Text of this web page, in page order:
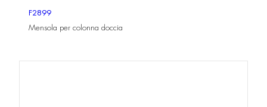
F2899
Mensola per colonna doccia